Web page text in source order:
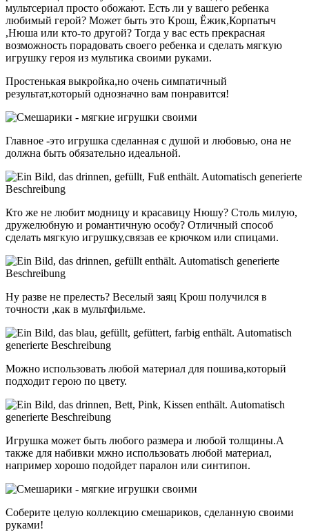
мультсериал просто обожают. Есть ли у вашего ребенка
любимый герой? Может быть это Крош, Ёжик,Корпатыч
,Нюша или кто-то другой? Тогда у вас есть прекрасная
возможность порадовать своего ребенка и сделать мягкую
игрушку героя из мультика своими руками.
Простенькая выкройка,но очень симпатичный
результат,который однозначно вам понравится!
Главное -это игрушка сделанная с душой и любовью, она не
должна быть обязательно идеальной.
Кто же не любит модницу и красавицу Нюшу? Столь милую,
дружелюбную и романтичную особу? Отличный способ
сделать мягкую игрушку,связав ее крючком или спицами.
Ну разве не прелесть? Веселый заяц Крош получился в
точности ,как в мультфильме.
Можно использовать любой материал для пошива,который
подходит герою по цвету.
Игрушка может быть любого размера и любой толщины.А
также для набивки мжно использовать любой материал,
например хорошо подойдет паралон или синтипон.
Соберите целую коллекцию смешариков, сделанную своими
руками!